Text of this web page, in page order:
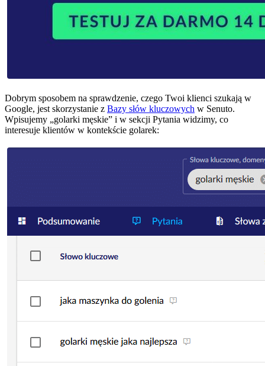
Dobrym sposobem na sprawdzenie, czego Twoi klienci szukają w
Google, jest skorzystanie z Bazy słów kluczowych w Senuto.
Wpisujemy „golarki męskie” i w sekcji Pytania widzimy, co
interesuje klientów w kontekście golarek: